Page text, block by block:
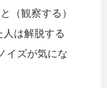
（観察する）
は解脱する
イズが気にな